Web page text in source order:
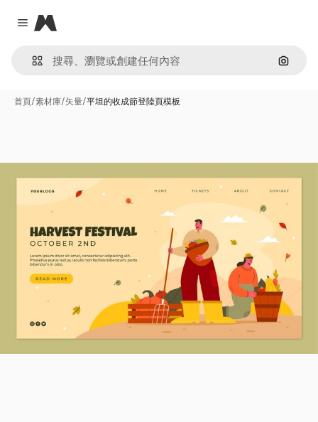
Close menu
Magnific
通過圖
首頁/素材庫/矢量/平坦的收成節登陸頁模板